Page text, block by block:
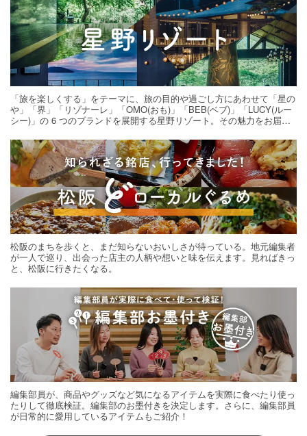
「旅を楽しくする」をテーマに、旅の目的や過ごし方にあわせて「星の
や」「界」「リゾナーレ」「OMO(おも)」「BEB(ベブ)」「LUCY(ルー
シー)」の 6 つのブランドを展開する星野リゾート。その魅力をお届け
松阪のまちを歩くと、まだ知らないおいしさが待っている。地元編集者
が一人で巡り、出会った店主の人柄や想いと味を伝えます。見ればきっ
と、松阪に行きたくなる。
編集部員が、商品やグッズなど気になるアイテムを実際に食べたり使っ
たりして徹底検証。編集部のお墨付きを決定します。さらに、編集部員
が日常的に愛用しているアイテムもご紹介！